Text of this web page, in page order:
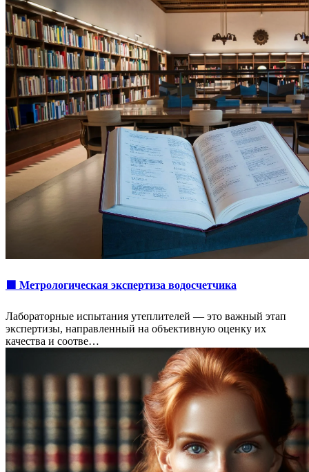
🟩 Метрологическая экспертиза водосчетчика
Лабораторные испытания утеплителей — это важный этап
экспертизы, направленный на объективную оценку их
качества и соотве…